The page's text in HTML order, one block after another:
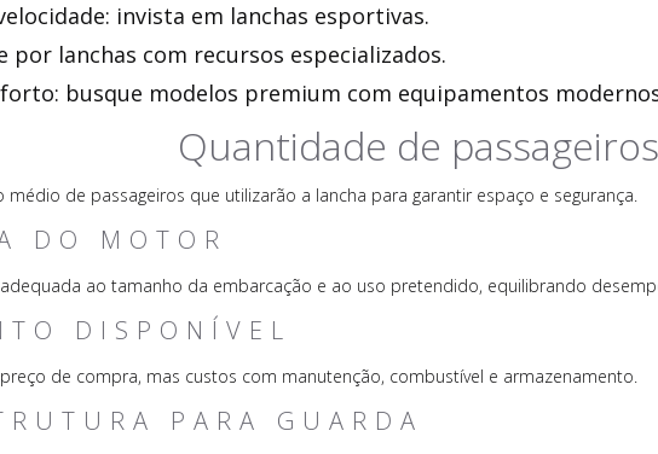
invista em lanchas esportivas.
por lanchas com recursos especializados.
busque modelos premium com equipamentos
Quantidade de passageiros
médio de passageiros que utilizarão a lancha para garantir espaço e segurança.
DO MOTOR
ao tamanho da embarcação e ao uso pretendido, equilibrando
DISPONÍVEL
de compra, mas custos com manutenção, combustível e armazenamento.
PARA GUARDA